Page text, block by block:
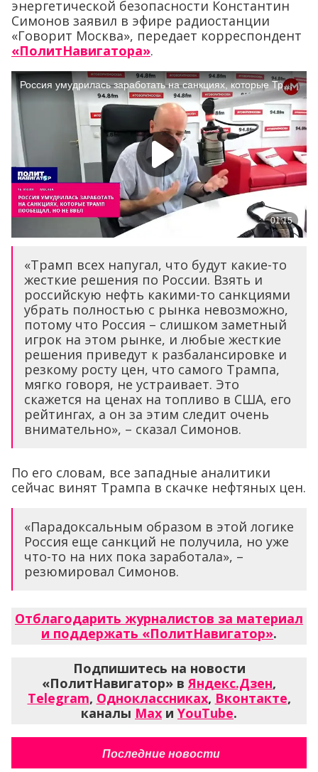
энергетической безопасности Константин
Симонов заявил в эфире радиостанции
«Говорит Москва», передает корреспондент
«ПолитНавигатора».
«Трамп всех напугал, что будут какие-то
жесткие решения по России. Взять и
российскую нефть какими-то санкциями
убрать полностью с рынка невозможно,
потому что Россия – слишком заметный
игрок на этом рынке, и любые жесткие
решения приведут к разбалансировке и
резкому росту цен, что самого Трампа,
мягко говоря, не устраивает. Это
скажется на ценах на топливо в США, его
рейтингах, а он за этим следит очень
внимательно», – сказал Симонов.
По его словам, все западные аналитики
сейчас винят Трампа в скачке нефтяных цен.
«Парадоксальным образом в этой логике
Россия еще санкций не получила, но уже
что-то на них пока заработала», –
резюмировал Симонов.
Отблагодарить журналистов за материал
и поддержать «ПолитНавигатор».
Подпишитесь на новости
«ПолитНавигатор» вЯндекс.Дзен,
Telegram, Одноклассниках, Вконтакте,
каналы Max и YouTube.
Последние новости